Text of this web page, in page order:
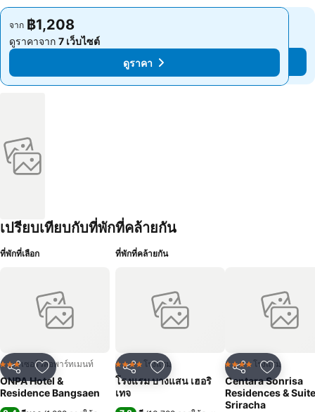
จาก ฿1,208
ดูราคาจาก 7 เว็บไซต์
ดูราคา
จาก ฿1,208
ดูราคาจาก 7 เว็บไซต์
ดูราคา
เปรียบเทียบกับที่พักที่คล้ายกัน
ที่พักที่เลือก
แชร์ เพิ่มในรายการโปรด
3 ดาวเซอร์วิสอพาร์ทเมนท์
ONPA Hotel &
Residence Bangsaen
ที่พักที่คล้ายกัน
แชร์ เพิ่มในรายการโปรด
4 ดาว โรงแรม
โรงแรม บางแสน เฮอริ
เทจ
แชร์ เพิ่มในรา
4 ดาว โรงแรม
Centara Sonrisa
Residences &
Sriracha